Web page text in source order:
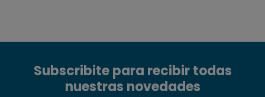
Subscribite para recibir todas
nuestras novedades